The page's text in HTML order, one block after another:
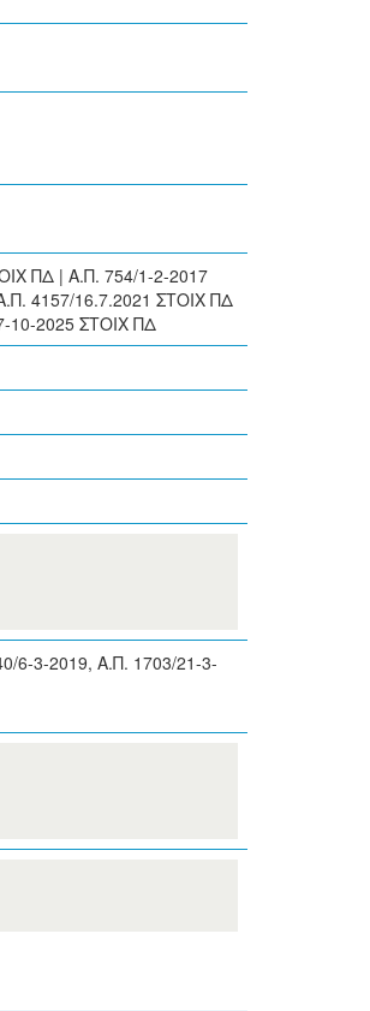
ΠΔ | Α.Π. 754/1-2-2017
4157/16.7.2021 ΣΤΟΙΧ ΠΔ
10-2025 ΣΤΟΙΧ ΠΔ
3-2019, A.Π. 1703/21-3-